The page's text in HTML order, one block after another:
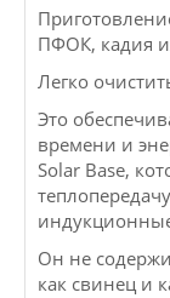
ПФОК, кадия
Легко
Это
времени и
Solar Base,
Он не
как свинец и